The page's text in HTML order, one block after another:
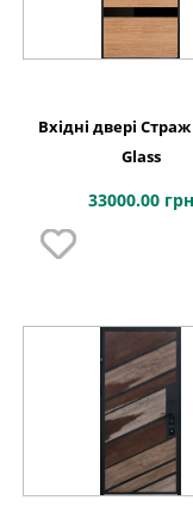
Вхідні двері
Glass
33000.00 грн